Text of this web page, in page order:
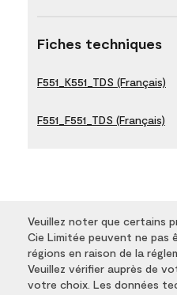
Fiches techniques
F551_K551_TDS (Français)
F551_F551_TDS (Français)
Veuillez noter que certains
Cie Limitée peuvent ne
régions en raison de la
Veuillez vérifier auprès de
votre choix. Les données